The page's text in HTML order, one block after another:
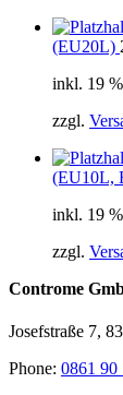
(EU20L)
inkl. 19
zzgl.
(EU10L,
inkl. 19
zzgl.
Controme
Josefstraße 7,
Phone: 0861 90